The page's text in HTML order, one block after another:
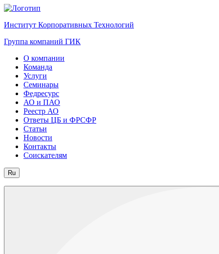
Институт Корпоративных Технологий
Группа компаний ГИК
О компании
Команда
Услуги
Семинары
Федресурс
АО и ПАО
Реестр АО
Ответы ЦБ и ФРСФР
Статьи
Новости
Контакты
Соискателям
Ru